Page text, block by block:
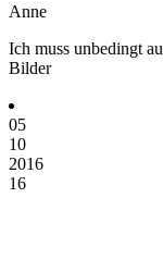
Anne
Ich muss unbedingt
Bilder
05
10
2016
16